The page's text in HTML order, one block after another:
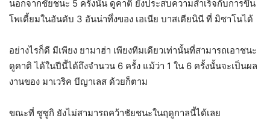
นอกจากชัยชนะ 5 ครั้งนั้น ดูคาติ ยังประสบความสำเร็จกับการขึ้น
โพเดี้ยมในอันดับ 3 อันน่าทึ่งของ เอเนีย บาสเตียนินี ที่ มิซาโนได้
อย่างไรก็ดี มีเพียง ยามาฮ่า เพียงทีมเดียวเท่านั้นที่สามารถเอาชนะ
ดูคาติ ได้ในปีนี้ได้ถึงจำนวน 6 ครั้ง แม้ว่า 1 ใน 6 ครั้งนั้นจะเป็นผล
งานของ มาเวริค บีญาเลส ด้วยก็ตาม
ขณะที่ ซูซูกิ ยังไม่สามารถคว้าชัยชนะในฤดูกาลนี้ได้เลย